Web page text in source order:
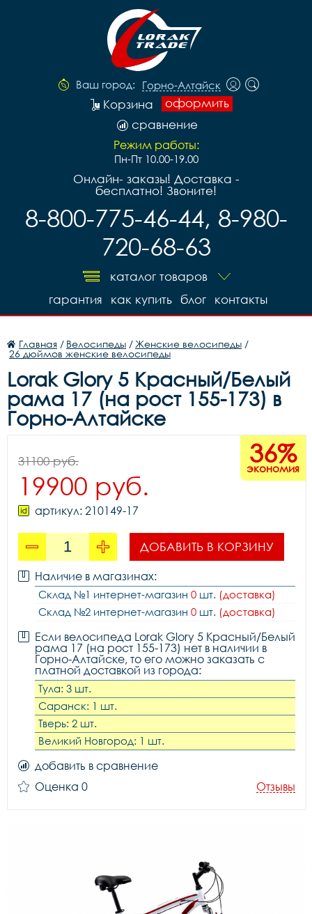
Ваш город: Горно-Алтайск
оформить
Корзина
сравнение
Режим работы:
Пн-Пт 10.00-19.00
Онлайн- заказы! Доставка -
бесплатно! Звоните!
8-800-775-46-44, 8-980-
720-68-63
каталог товаров
контакты
блог
как купить
гарантия
Главная / Велосипеды / Женские велосипеды /
26 дюймов женские велосипеды
Lorak Glory 5 Красный/Белый
рама 17 (на рост 155-173) в
Горно-Алтайске
36%
экономия
31100 руб.
19900 руб.
артикул: 210149-17
ДОБАВИТЬ В КОРЗИНУ
Наличие в магазинах:
Склад №1 интернет-магазин 0 шт. (доставка)
Склад №2 интернет-магазин 0 шт. (доставка)
Если велосипеда Lorak Glory 5 Красный/Белый
рама 17 (на рост 155-173) нет в наличии в
Горно-Алтайске, то его можно заказать с
платной доставкой из города:
Тула: 3 шт.
Саранск: 1 шт.
Тверь: 2 шт.
Великий Новгород: 1 шт.
добавить в сравнение
Оценка 0
Отзывы